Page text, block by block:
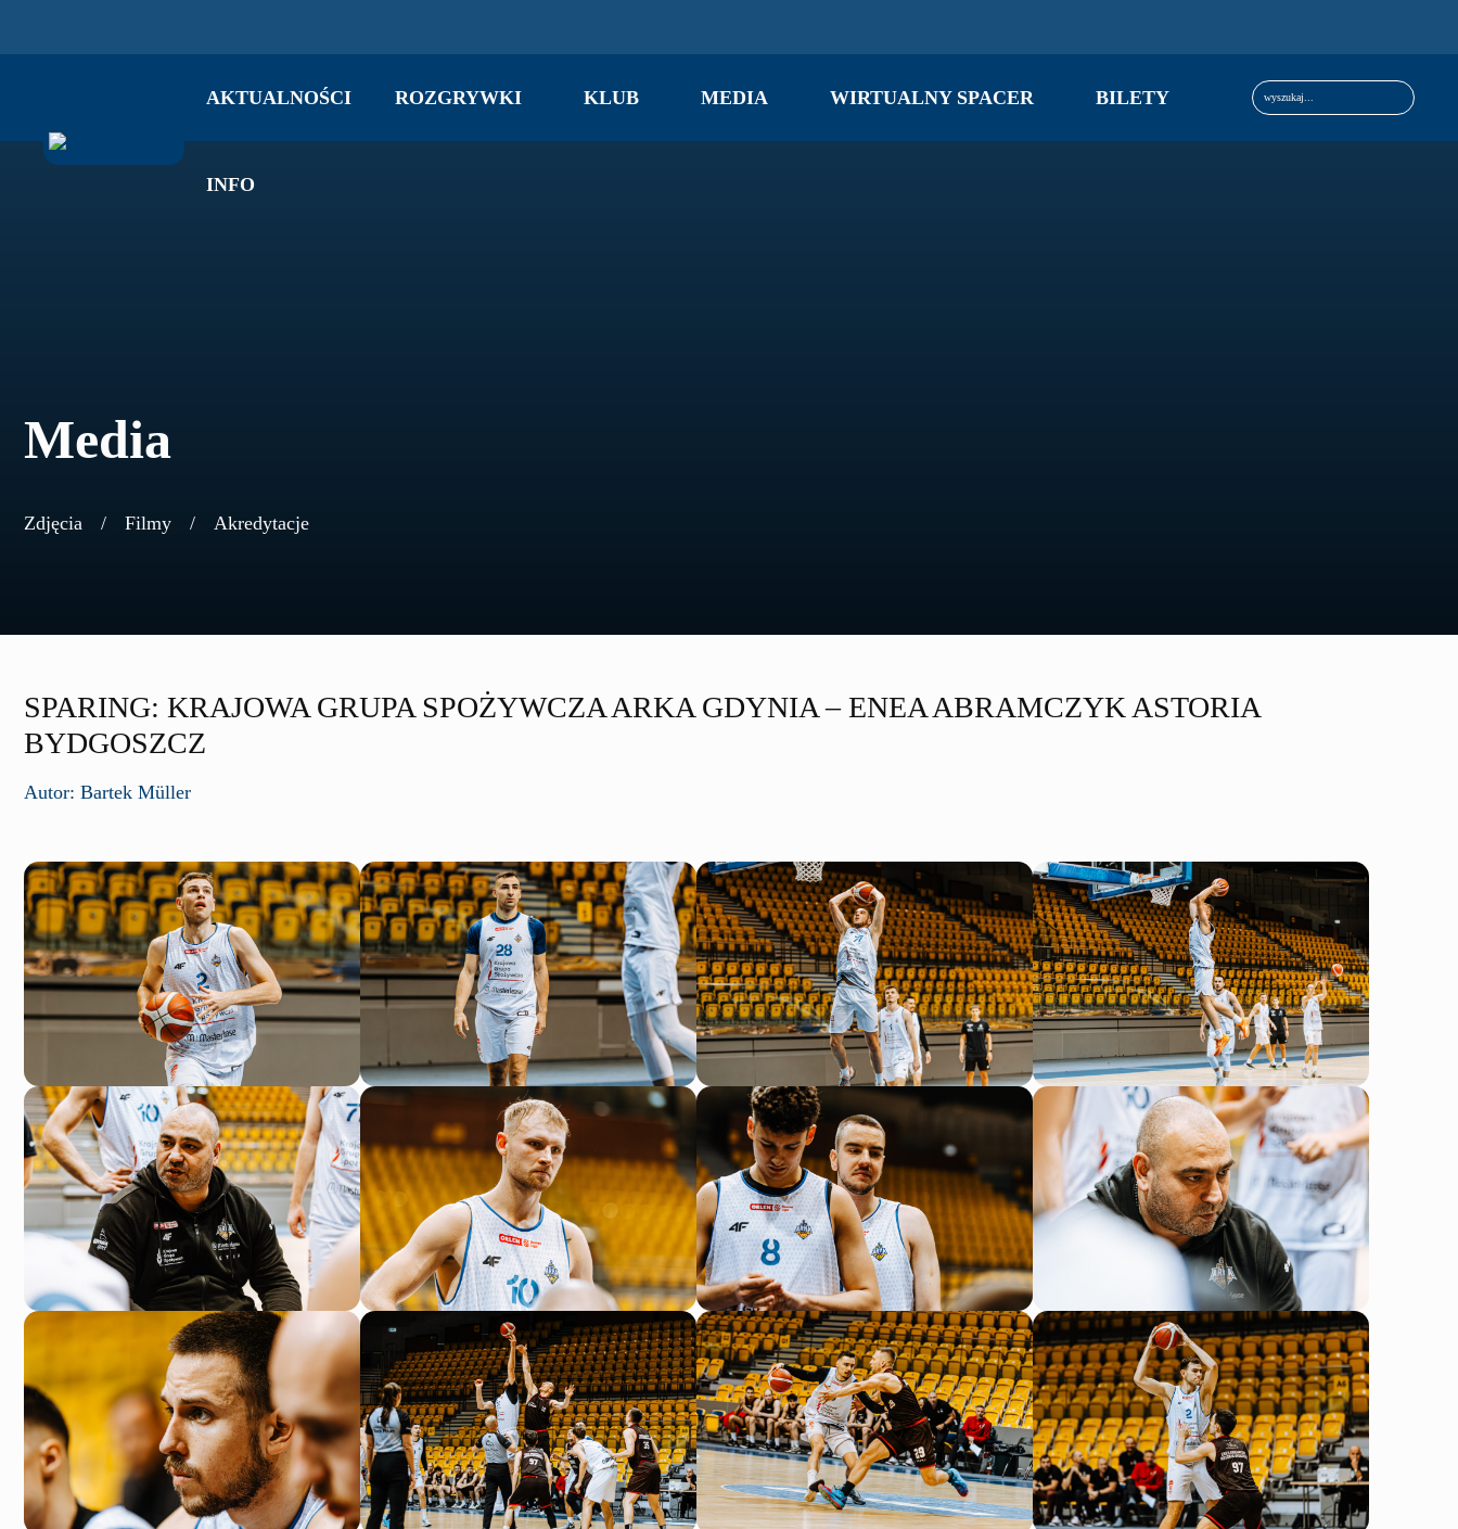
AKTUALNOŚCI ROZGRYWKI KLUB MEDIA WIRTUALNY SPACER BILETY
INFO
Szukaj:
Media
Zdjęcia Filmy Akredytacje
SPARING: KRAJOWA GRUPA SPOŻYWCZA ARKA GDYNIA – ENEA ABRAMCZYK ASTORIA
BYDGOSZCZ
Autor: Bartek Müller